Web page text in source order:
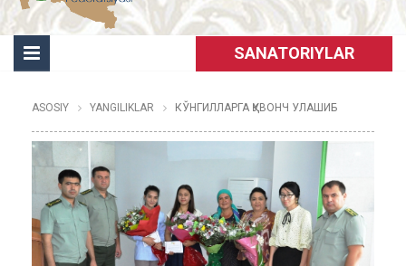
SANATORIYLAR
ASOSIY YANGILIKLAR КЎНГИЛЛАРГА ҚУВОНЧ УЛАШИБ